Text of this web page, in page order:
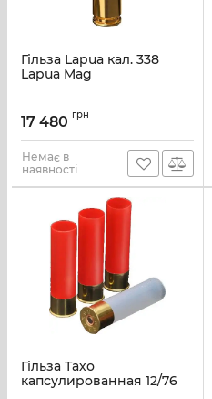
Гільза Lapua кал. 338
Lapua Mag
17 480 грн
Немає в
наявності
Гільза Тахо
капсулированная 12/76